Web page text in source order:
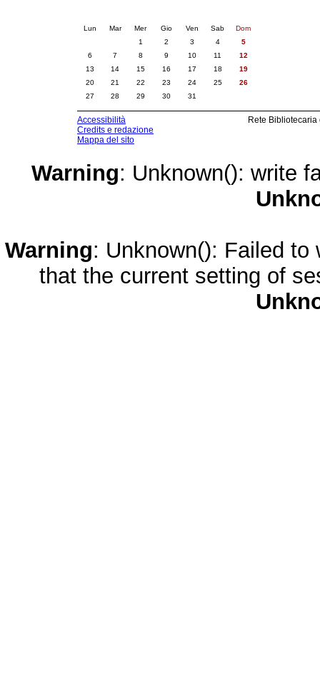
Lun Mar Mer Gio Ven Sab
Dom
1
2 3 4
5
6
7 8 9 10 11
12
13
14 15 16 17 18
19
20
21 22 23 24 25
26
27
28 29 30 31
Accessibilità
Credits e redazione
Mappa del sito
Rete
Warning: Unknown(): write
Warning: Unknown(): Failed
that the current setting of